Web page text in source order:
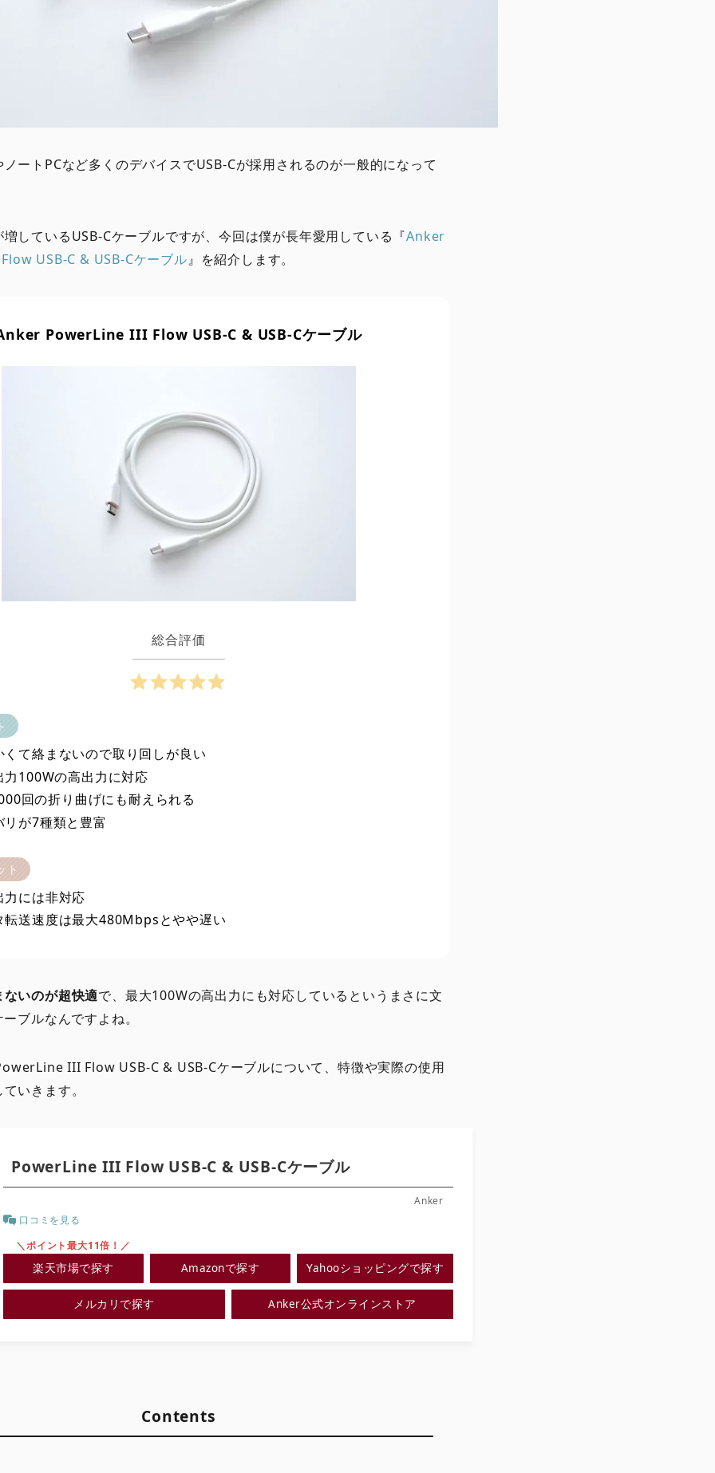
ートPCなど多くのデバイスでUSB-Cが採用されるのが一般的になって
しているUSB-Cケーブルですが、今回は僕が長年愛用している『Anker
USB-C & USB-Cケーブル』を紹介します。
PowerLine III Flow USB-C & USB-Cケーブル
総合評価
くて絡まないので取り回しが良い
力100Wの高出力に対応
回の折り曲げにも耐えられる
リが7種類と豊富
ト
力には非対応
転送速度は最大480Mbpsとやや遅い
ないのが超快適で、最大100Wの高出力にも対応しているというまさに文
ブルなんですよね。
III Flow USB-C & USB-Cケーブルについて、特徴や実際の使用
いきます。
PowerLine III Flow USB-C & USB-Cケーブル
Anker
口コミを見る
Amazonで探す
＼ポイント最大11倍！／
楽天市場で探す Yahooショッピングで探す
メルカリで探す Anker公式オンラインストア
Contents